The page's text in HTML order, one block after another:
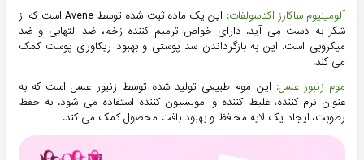
آلومینیوم ساکارز اکتاسولفات:
این یک ماده ثبت شده توسط Avene است که از
شکر به دست می آید. دارای خواص ترمیم کننده زخم، ضد التهابی و ضد
میکروبی است. این به بازگرداندن سد پوستی و بهبود ریکاوری پوست کمک
می کند.
موم زنبور عسل: این موم طبیعی تولید شده توسط زنبور عسل است که به
عنوان نرم کننده، غلیظ کننده و امولسیون کننده استفاده می شود. به حفظ
رطوبت، ایجاد یک لایه محافظ و بهبود بافت محصول کمک می کند.